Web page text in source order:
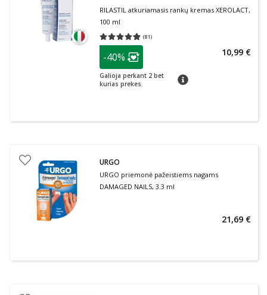
RILASTIL atkuriamasis rankų kremas XEROLACT,
100 ml
(81)
Vidutinis įvertinimas 4.88
patarimas
Lojalumo klubo narių nuolaida
-40%
Galioja perkant 2 bet
kurias prekes.
patarimas
10,99 €
URGO
URGO priemonė pažeistiems nagams
DAMAGED NAILS, 3.3 ml
21,69 €